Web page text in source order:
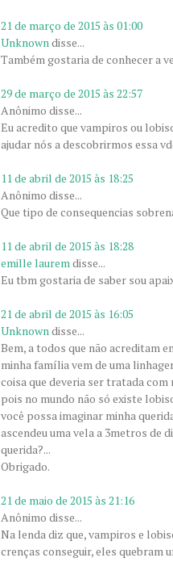
21 de março de 2015 às 01:00
Unknown disse...
Também gostaria de conhecer a
29 de março de 2015 às 22:57
Anônimo disse...
Eu acredito que vampiros ou
ajudar nós a descobrirmos essa
11 de abril de 2015 às 18:25
Anônimo disse...
Que tipo de consequencias
11 de abril de 2015 às 18:28
emille laurem disse...
Eu tbm gostaria de saber sou
21 de abril de 2015 às 16:05
Unknown disse...
Bem, a todos que não acreditam
minha família vem de uma
coisa que deveria ser tratada com
pois no mundo não só existe
você possa imaginar minha
ascendeu uma vela a 3metros de
querida?...
Obrigado.
21 de maio de 2015 às 21:16
Anônimo disse...
Na lenda diz que, vampiros e
crenças conseguir, eles quebram